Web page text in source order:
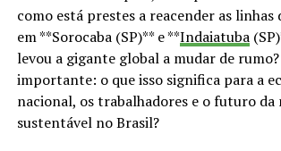
como está prestes a reacender as linhas
em **Sorocaba (SP)** e **Indaiatuba
levou a gigante global a mudar de rumo?
importante: o que isso significa para a
nacional, os trabalhadores e o futuro da
sustentável no Brasil?